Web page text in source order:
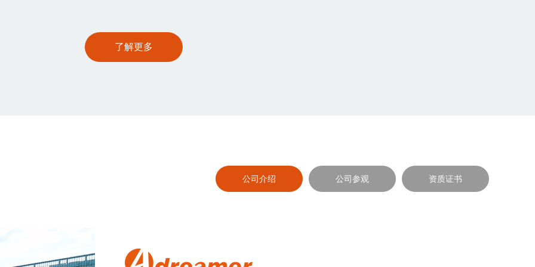
了解更多
公司介绍 公司参观 资质证书